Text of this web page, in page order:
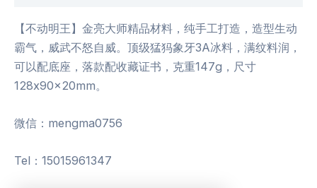
【不动明王】金亮大师精品材料，纯手工打造，造型生动
霸气，威武不怒自威。顶级猛犸象牙3A冰料，满纹料润，
可以配底座，落款配收藏证书，克重147g，尺寸
128x90x20mm。
微信：mengma0756
Tel：15015961347